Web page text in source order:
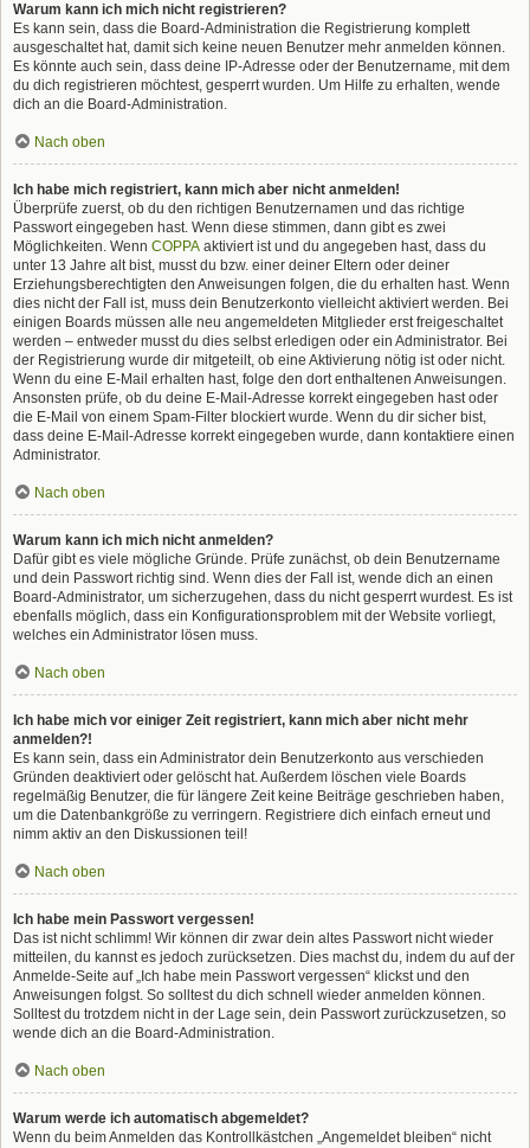
Warum kann ich mich nicht registrieren?
Es kann sein, dass die Board-Administration die Registrierung komplett
ausgeschaltet hat, damit sich keine neuen Benutzer mehr anmelden können.
Es könnte auch sein, dass deine IP-Adresse oder der Benutzername, mit dem
du dich registrieren möchtest, gesperrt wurden. Um Hilfe zu erhalten, wende
dich an die Board-Administration.
Nach oben
Ich habe mich registriert, kann mich aber nicht anmelden!
Überprüfe zuerst, ob du den richtigen Benutzernamen und das richtige
Passwort eingegeben hast. Wenn diese stimmen, dann gibt es zwei
Möglichkeiten. Wenn COPPA aktiviert ist und du angegeben hast, dass du
unter 13 Jahre alt bist, musst du bzw. einer deiner Eltern oder deiner
Erziehungsberechtigten den Anweisungen folgen, die du erhalten hast. Wenn
dies nicht der Fall ist, muss dein Benutzerkonto vielleicht aktiviert werden. Bei
einigen Boards müssen alle neu angemeldeten Mitglieder erst freigeschaltet
werden – entweder musst du dies selbst erledigen oder ein Administrator. Bei
der Registrierung wurde dir mitgeteilt, ob eine Aktivierung nötig ist oder nicht.
Wenn du eine E-Mail erhalten hast, folge den dort enthaltenen Anweisungen.
Ansonsten prüfe, ob du deine E-Mail-Adresse korrekt eingegeben hast oder
die E-Mail von einem Spam-Filter blockiert wurde. Wenn du dir sicher bist,
dass deine E-Mail-Adresse korrekt eingegeben wurde, dann kontaktiere einen
Administrator.
Nach oben
Warum kann ich mich nicht anmelden?
Dafür gibt es viele mögliche Gründe. Prüfe zunächst, ob dein Benutzername
und dein Passwort richtig sind. Wenn dies der Fall ist, wende dich an einen
Board-Administrator, um sicherzugehen, dass du nicht gesperrt wurdest. Es ist
ebenfalls möglich, dass ein Konfigurationsproblem mit der Website vorliegt,
welches ein Administrator lösen muss.
Nach oben
Ich habe mich vor einiger Zeit registriert, kann mich aber nicht mehr
anmelden?!
Es kann sein, dass ein Administrator dein Benutzerkonto aus verschieden
Gründen deaktiviert oder gelöscht hat. Außerdem löschen viele Boards
regelmäßig Benutzer, die für längere Zeit keine Beiträge geschrieben haben,
um die Datenbankgröße zu verringern. Registriere dich einfach erneut und
nimm aktiv an den Diskussionen teil!
Nach oben
Ich habe mein Passwort vergessen!
Das ist nicht schlimm! Wir können dir zwar dein altes Passwort nicht wieder
mitteilen, du kannst es jedoch zurücksetzen. Dies machst du, indem du auf der
Anmelde-Seite auf „Ich habe mein Passwort vergessen“ klickst und den
Anweisungen folgst. So solltest du dich schnell wieder anmelden können.
Solltest du trotzdem nicht in der Lage sein, dein Passwort zurückzusetzen, so
wende dich an die Board-Administration.
Nach oben
Warum werde ich automatisch abgemeldet?
Wenn du beim Anmelden das Kontrollkästchen „Angemeldet bleiben“ nicht